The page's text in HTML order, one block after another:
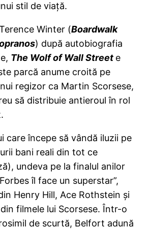
stil de viaţă.
Winter (Boardwalk
) după autobiografia
The Wolf of Wall Street e
parcă anume croită pe
regizor ca Martin Scorsese,
să distribuie antieroul în rol
care începe să vândă iluzii pe
bani reali din tot ce
undeva pe la finalul anilor
îl face un superstar”,
Henry Hill, Ace Rothstein şi
filmele lui Scorsese. Într-o
de scurtă, Belfort adună